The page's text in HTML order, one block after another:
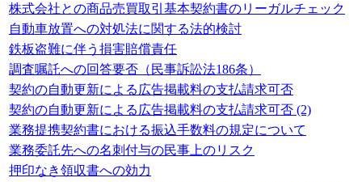
株式会社との商品売買取引基本契約書のリーガルチェック
自動車放置への対処法に関する法的検討
鉄板盗難に伴う損害賠償責任
調査嘱託への回答要否（民事訴訟法186条）
契約の自動更新による広告掲載料の支払請求可否
契約の自動更新による広告掲載料の支払請求可否 (2)
業務提携契約書における振込手数料の規定について
業務委託先への名刺付与の民事上のリスク
押印なき領収書への効力